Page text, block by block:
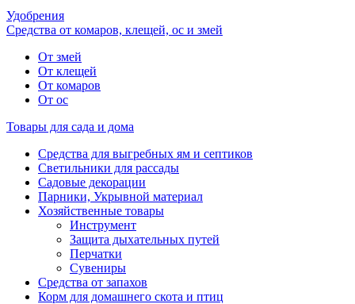
Удобрения
Средства от комаров, клещей, ос и змей
От змей
От клещей
От комаров
От ос
Товары для сада и дома
Средства для выгребных ям и септиков
Светильники для рассады
Садовые декорации
Парники, Укрывной материал
Хозяйственные товары
Инструмент
Защита дыхательных путей
Перчатки
Сувениры
Средства от запахов
Корм для домашнего скота и птиц